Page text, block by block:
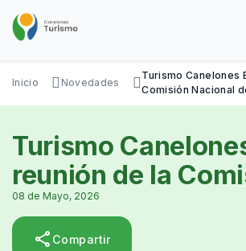
contenido
SOBRE NOSOTROS
DISFRUTÁ
DATOS ÚTILES
Inicio Novedades
Turismo Canelones
Comisión Nacional
Turismo
reunión de la
Nacional de
LGBT+
08 de Mayo, 2026
share Compartir